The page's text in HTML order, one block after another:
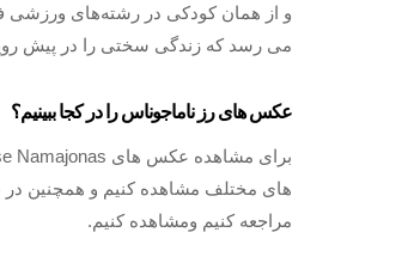
و از همان کودکی در رشته‌های ورزشی
می‌ رسد که زندگی سختی را در پیش
عکس های رز ناماجوناس را در کجا ببینیم؟
های مختلف مشاهده کنیم و همچنین
مراجعه کنیم ومشاهده کنیم.